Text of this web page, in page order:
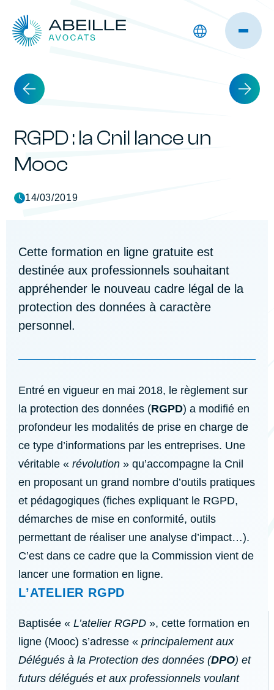
RGPD : la Cnil lance un
Mooc
14/03/2019
Cette formation en ligne gratuite est
destinée aux professionnels souhaitant
appréhender le nouveau cadre légal de la
protection des données à caractère
personnel.
Entré en vigueur en mai 2018, le règlement sur
la protection des données (RGPD) a modifié en
profondeur les modalités de prise en charge de
ce type d’informations par les entreprises. Une
véritable « révolution » qu’accompagne la Cnil
en proposant un grand nombre d’outils pratiques
et pédagogiques (fiches expliquant le RGPD,
démarches de mise en conformité, outils
permettant de réaliser une analyse d’impact…).
C’est dans ce cadre que la Commission vient de
lancer une formation en ligne.
L’ATELIER RGPD
Baptisée « L’atelier RGPD », cette formation en
ligne (Mooc) s’adresse « principalement aux
Délégués à la Protection des données (DPO) et
futurs délégués et aux professionnels voulant